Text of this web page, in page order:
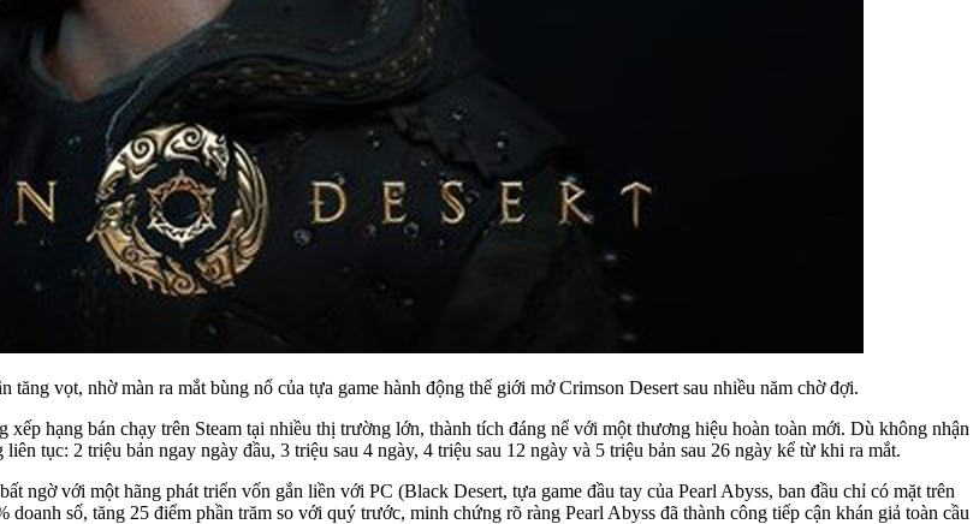
vọt, nhờ màn ra mắt bùng nổ của tựa game hành động thế giới mở Crimson Desert sau nhiều năm chờ đợi.
hạng bán chạy trên Steam tại nhiều thị trường lớn, thành tích đáng nể với một thương hiệu hoàn toàn mới. Dù không nhận
tục: 2 triệu bản ngay ngày đầu, 3 triệu sau 4 ngày, 4 triệu sau 12 ngày và 5 triệu bản sau 26 ngày kể từ khi ra mắt.
ngờ với một hãng phát triển vốn gắn liền với PC (Black Desert, tựa game đầu tay của Pearl Abyss, ban đầu chỉ có mặt trên
số, tăng 25 điểm phần trăm so với quý trước, minh chứng rõ ràng Pearl Abyss đã thành công tiếp cận khán giả toàn cầu